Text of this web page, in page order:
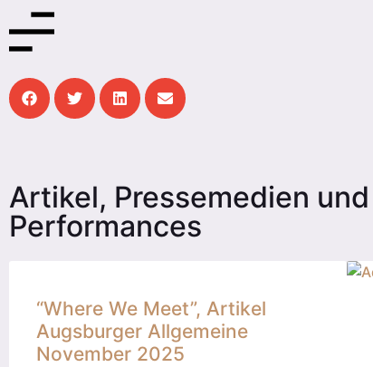
Artikel, Pressemedien und
Performances
“Where We Meet”, Artikel
Augsburger Allgemeine
November 2025